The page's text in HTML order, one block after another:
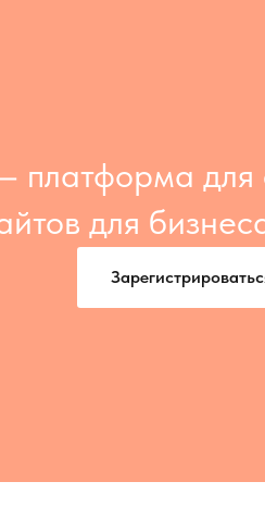
платформа для
для